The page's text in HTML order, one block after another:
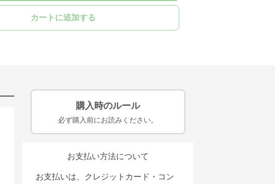
カートに追加する
購入時のルール
必ず購入前にお読みください。
お支払い方法について
お支払いは、クレジットカード・コン